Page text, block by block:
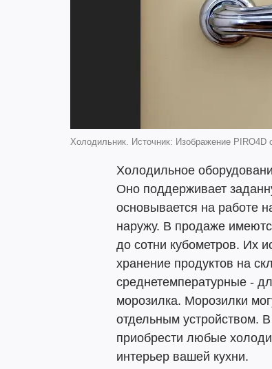
Холодильник. Источник: Изображение PIRO4D
Холодильное
Оно поддерживает
основывается на работе
наружу. В продаже
до сотни кубометров. Их
хранение продуктов на
среднетемпературные -
морозилка. Морозилки
отдельным устройством.
приобрести любые
интерьер вашей кухни.